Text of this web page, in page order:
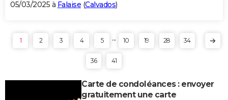
05/03/2025 à Falaise (Calvados)
1 2 3 4 5 ... 10 19 28 34
36 41
Carte de condoléances : envoyer
gratuitement une carte